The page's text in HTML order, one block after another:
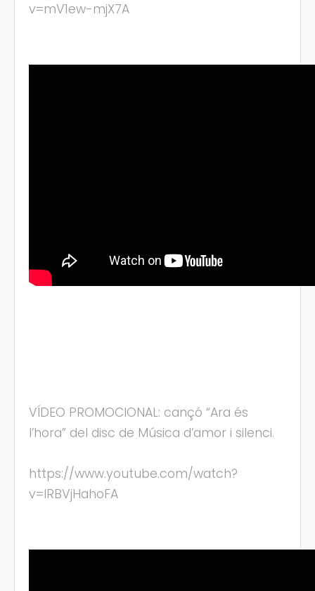
v=mV1ew-mjX7A
VÍDEO PROMOCIONAL: cançó “Ara és
l’hora” del disc de Música d’amor i silenci.
https://www.youtube.com/watch?
v=IRBVjHahoFA